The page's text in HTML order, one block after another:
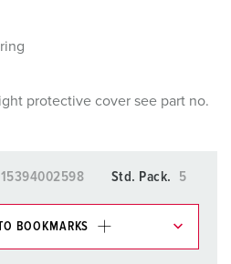
protective cover see part no.
Std. Pack. 5
BOOKMARKS